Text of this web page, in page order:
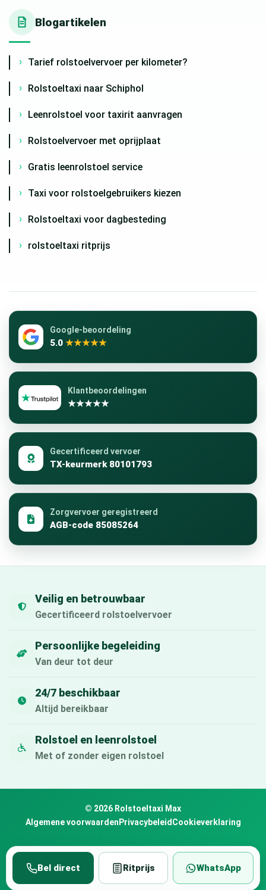
Blogartikelen
Tarief rolstoelvervoer per kilometer?
Rolstoeltaxi naar Schiphol
Leenrolstoel voor taxirit aanvragen
Rolstoelvervoer met oprijplaat
Gratis leenrolstoel service
Taxi voor rolstoelgebruikers kiezen
Rolstoeltaxi voor dagbesteding
rolstoeltaxi ritprijs
Google-beoordeling
5.0 ★★★★★
Klantbeoordelingen
★★★★★
Gecertificeerd vervoer
TX-keurmerk 80101793
Zorgvervoer geregistreerd
AGB-code 85085264
Veilig en betrouwbaar
Gecertificeerd rolstoelvervoer
Persoonlijke begeleiding
Van deur tot deur
24/7 beschikbaar
Altijd bereikbaar
Rolstoel en leenrolstoel
Met of zonder eigen rolstoel
© 2026 Rolstoeltaxi Max
Algemene voorwaarden PrivacybeleidCookieverklaring
Bel direct Ritprijs WhatsApp